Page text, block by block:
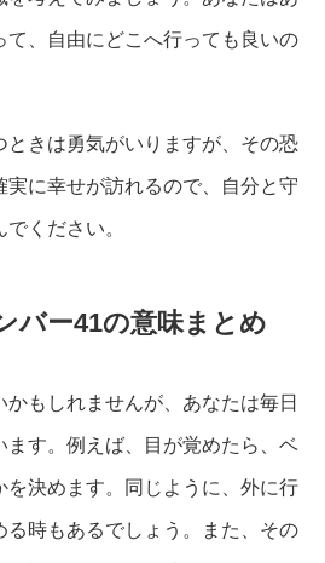
て、自由にどこへ行っても良いの
ときは勇気がいりますが、その恐
に幸せが訪れるので、自分と守
ください。
バー41の意味まとめ
もしれませんが、あなたは毎日
ます。例えば、目が覚めたら、ベ
を決めます。同じように、外に行
る時もあるでしょう。また、その